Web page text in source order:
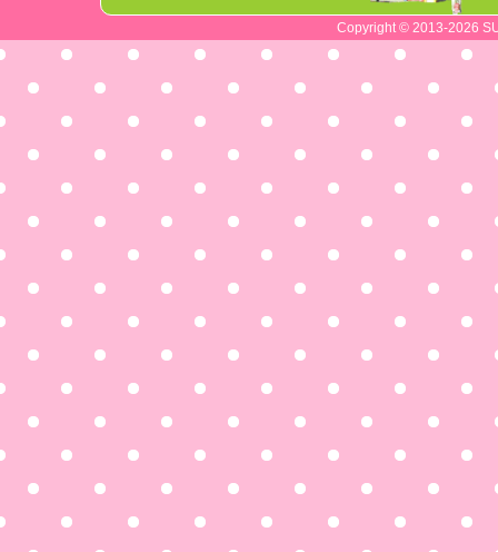
Copyright © 2013-2026